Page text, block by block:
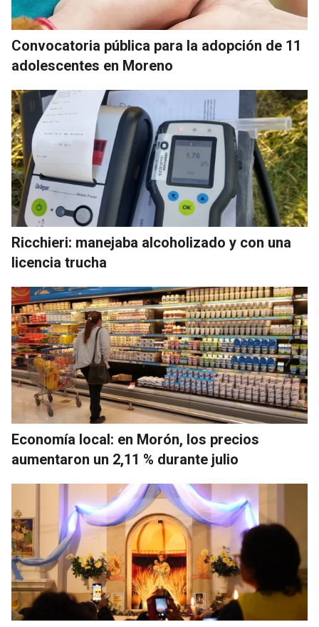
Convocatoria pública para la adopción de 11
adolescentes en Moreno
Ricchieri: manejaba alcoholizado y con una
licencia trucha
Economía local: en Morón, los precios
aumentaron un 2,11 % durante julio